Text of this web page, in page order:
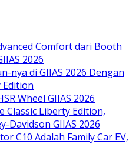
Comfort dari Booth
2026
nya di GIIAS 2026 Dengan
Wheel GIIAS 2026
Classic Liberty Edition,
Davidson GIIAS 2026
C10 Adalah Family Car EV,